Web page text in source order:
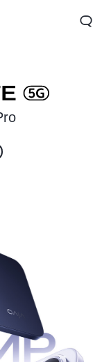
la région